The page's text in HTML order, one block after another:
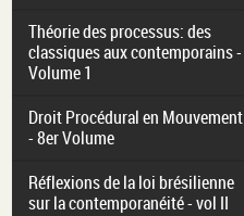
Théorie des processus: des
classiques aux contemporains -
Volume 1
Droit Procédural en Mouvement
- 8er Volume
Réflexions de la loi brésilienne
sur la contemporanéité - vol II